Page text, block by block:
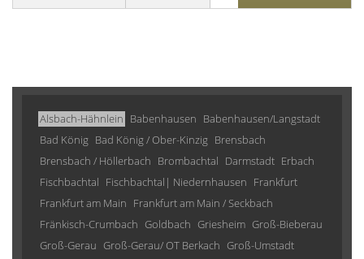
Alsbach-Hähnlein Babenhausen Babenhausen/Langstadt
Bad König Bad König / Ober-Kinzig Brensbach
Brensbach / Höllerbach Brombachtal Darmstadt Erbach
Fischbachtal Fischbachtal| Niedernhausen Frankfurt
Frankfurt am Main Frankfurt am Main / Seckbach
Fränkisch-Crumbach Goldbach Griesheim Groß-Bieberau
Groß-Gerau Groß-Gerau/ OT Berkach Groß-Umstadt